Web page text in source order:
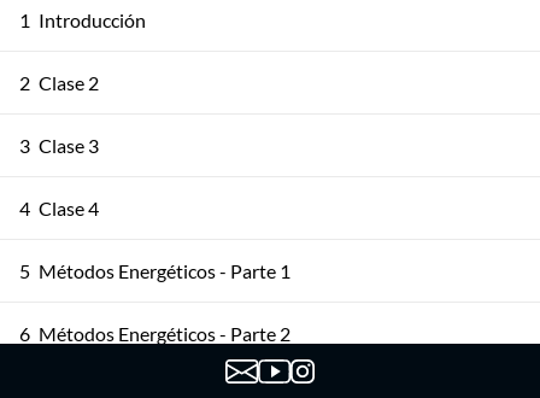
1 Introducción
2 Clase 2
3 Clase 3
4 Clase 4
5 Métodos Energéticos - Parte 1
6 Métodos Energéticos - Parte 2